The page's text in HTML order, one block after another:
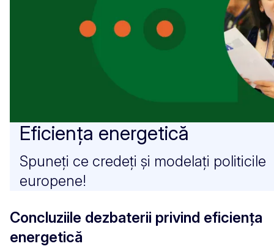
Eficiența energetică
Spuneți ce credeți și modelați politicile
europene!
Concluziile dezbaterii privind eficiența
energetică